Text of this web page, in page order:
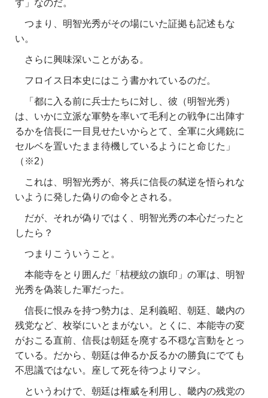
す」なのだ。
つまり、明智光秀がその場にいた証拠も記述もな
い。
さらに興味深いことがある。
フロイス日本史にはこう書かれているのだ。
「都に入る前に兵士たちに対し、彼（明智光秀）
は、いかに立派な軍勢を率いて毛利との戦争に出陣す
るかを信長に一目見せたいからとて、全軍に火縄銃に
セルベを置いたまま待機しているようにと命じた」
（※2）
これは、明智光秀が、将兵に信長の弑逆を悟られな
いように発した偽りの命令とされる。
だが、それが偽りではく、明智光秀の本心だったと
したら？
つまりこういうこと。
本能寺をとり囲んだ「桔梗紋の旗印」の軍は、明智
光秀を偽装した軍だった。
信長に恨みを持つ勢力は、足利義昭、朝廷、畿内の
残党など、枚挙にいとまがない。とくに、本能寺の変
がおこる直前、信長は朝廷を廃する不穏な言動をとっ
ている。だから、朝廷は伸るか反るかの勝負にでても
不思議ではない。座して死を待つよりマシ。
というわけで、朝廷は権威を利用し、畿内の残党の